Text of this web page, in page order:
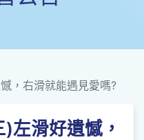
，右滑就能遇見愛嗎?
滑好遺憾，